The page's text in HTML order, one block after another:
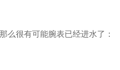
很有可能腕表已经进水了：